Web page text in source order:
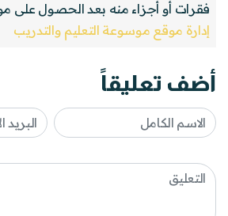
فقرات أو أجزاء منه بعد الحصول على
إدارة موقع موسوعة التعليم والتدريب
أضف تعليقاً